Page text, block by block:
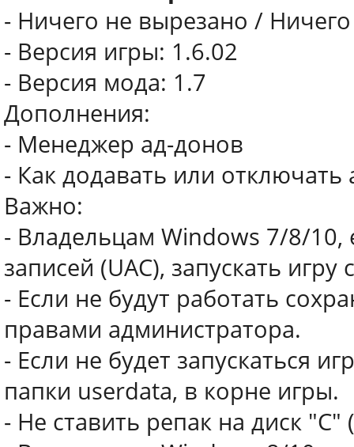
- Ничего не вырезано /
- Версия игры: 1.6.02
- Версия мода: 1.7
Дополнения:
- Менеджер ад-донов
- Как додавать или
Важно:
- Владельцам Windows 7/8/
записей (UAC), запускать
- Если не будут работать
правами администратора.
- Если не будет запускаться
папки userdata, в корне игры.
- Не ставить репак на диск "С"